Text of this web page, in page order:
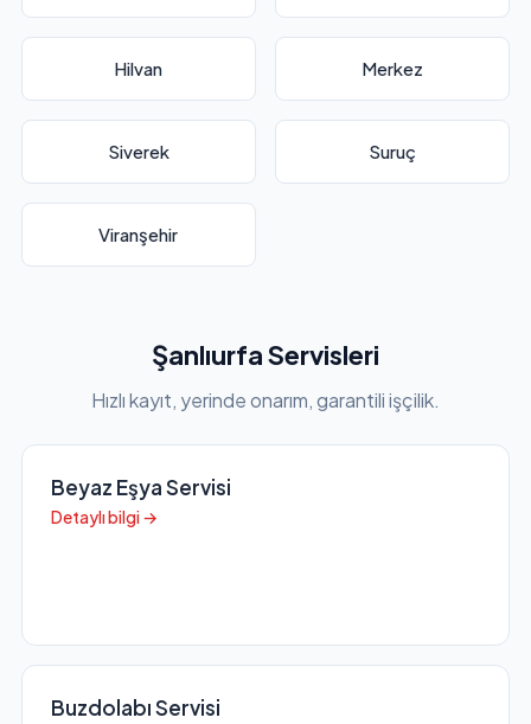
Hilvan Merkez
Siverek Suruç
Viranşehir
Şanlıurfa Servisleri
Hızlı kayıt, yerinde onarım, garantili işçilik.
Beyaz Eşya Servisi
Detaylı bilgi →
Buzdolabı Servisi